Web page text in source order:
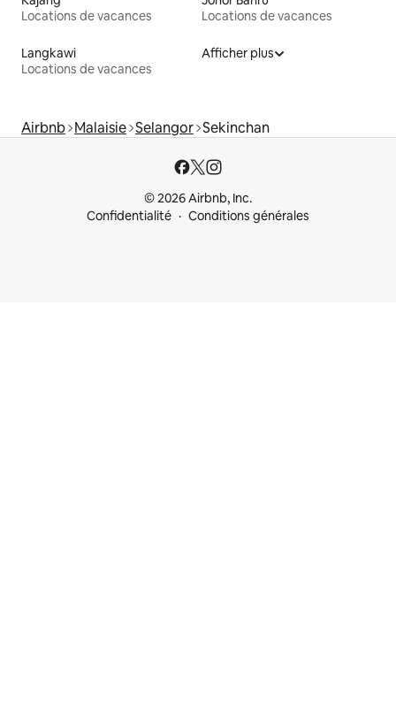
Locations de vacances
Locations de vacances
Langkawi
Locations de vacances
Afficher plus
Airbnb Malaisie Selangor Sekinchan
© 2026 Airbnb, Inc.
Confidentialité
Conditions générales